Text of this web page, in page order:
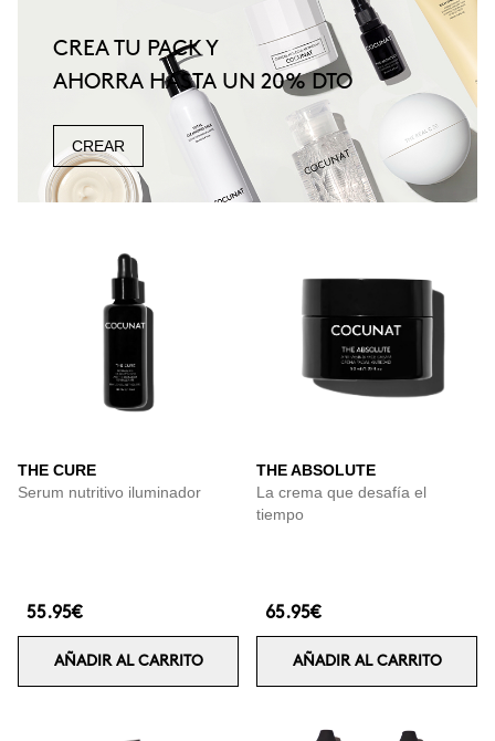
CREA TU PACK Y
AHORRA HASTA UN 20% DTO
CREAR
THE CURE
Serum nutritivo iluminador
55.95€
AÑADIR AL CARRITO
THE ABSOLUTE
La crema que desafía el
tiempo
65.95€
AÑADIR AL CARRITO